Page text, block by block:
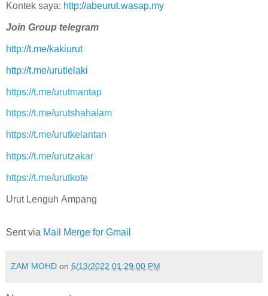
Kontek saya: http://abeurut.wasap.my
Join Group telegram
http://t.me/kakiurut
http://t.me/urutlelaki
https://t.me/urutmantap
https://t.me/urutshahalam
https://t.me/urutkelantan
https://t.me/urutzakar
https://t.me/urutkote
Urut Lenguh Ampang
Sent via Mail Merge for Gmail
ZAM MOHD on 6/13/2022 01:29:00 PM